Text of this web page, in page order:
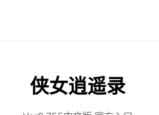
侠女逍遥录